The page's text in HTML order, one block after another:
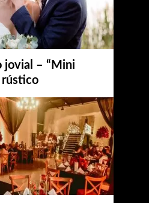
jovial – “Mini
rústico